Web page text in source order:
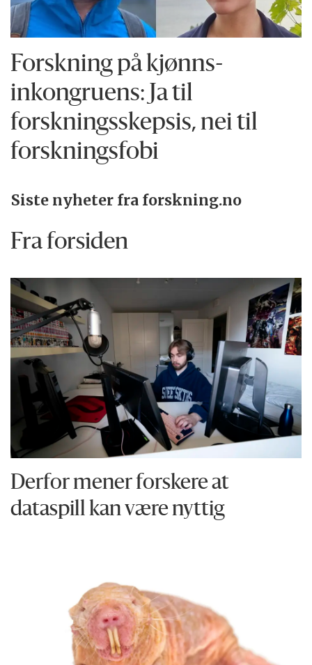
Forskning på kjønns­
inkongruens: Ja til
forskningsskepsis, nei til
forskningsfobi
Siste nyheter fra forskning.no
Fra forsiden
Derfor mener forskere at
dataspill kan være nyttig